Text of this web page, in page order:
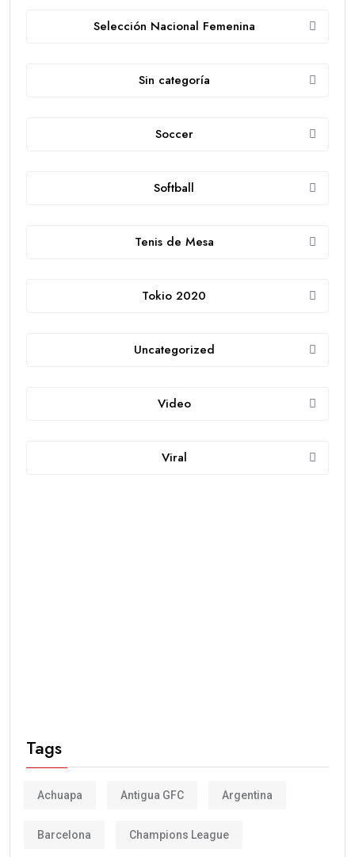
Selección Nacional Femenina
Sin categoría
Soccer
Softball
Tenis de Mesa
Tokio 2020
Uncategorized
Video
Viral
Tags
Achuapa Antigua GFC Argentina
Barcelona Champions League